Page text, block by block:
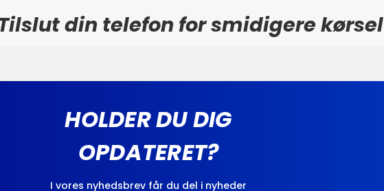
din telefon for smidigere kørsel
HOLDER DU DIG
OPDATERET?
I vores nyhedsbrev får du del i nyheder